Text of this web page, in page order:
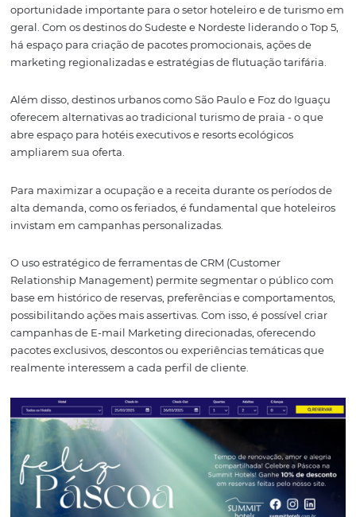
agilidade.
Oportunidades da
hotelaria para a
Santa
A movimentação registrada nas buscas indica uma
oportunidade importante para o setor hoteleiro e de
há espaço para criação de pacotes promocionais, ações
marketing regionalizadas e estratégias de flutuação
Além disso, destinos urbanos como São Paulo e Foz do
oferecem alternativas ao tradicional turismo de praia -
abre espaço para hotéis executivos e resorts ecológicos